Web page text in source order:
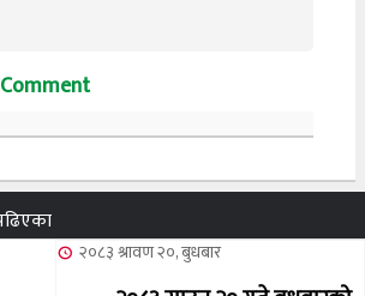
२०८३ श्रावण २०, बुधबार